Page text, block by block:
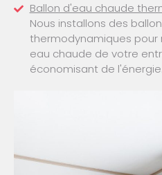
Ballon d'eau chaude
Nous installons des
thermodynamiques pour
eau chaude de votre
économisant de l'énergie.